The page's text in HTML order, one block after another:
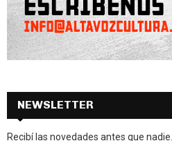
NEWSLETTER
Recibí las novedades antes que nadie...